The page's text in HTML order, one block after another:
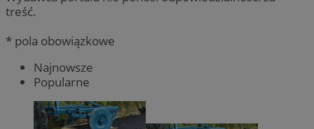
treść.
* pola obowiązkowe
Najnowsze
Popularne